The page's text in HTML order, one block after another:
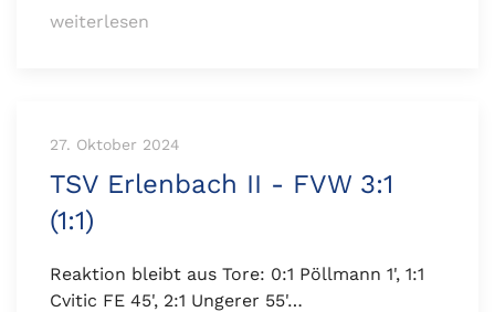
weiterlesen
27. Oktober 2024
TSV Erlenbach II - FVW 3:1
(1:1)
Reaktion bleibt aus Tore: 0:1 Pöllmann 1', 1:1
Cvitic FE 45', 2:1 Ungerer 55'…